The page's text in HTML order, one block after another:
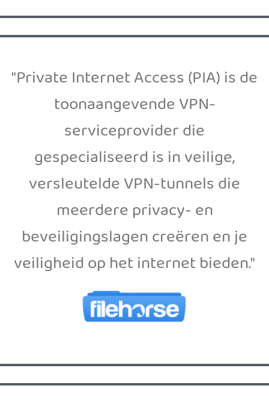
"Private Internet Access (PIA) is de
toonaangevende VPN-
serviceprovider die
gespecialiseerd is in veilige,
versleutelde VPN-tunnels die
meerdere privacy- en
beveiligingslagen creëren en je
veiligheid op het internet bieden."